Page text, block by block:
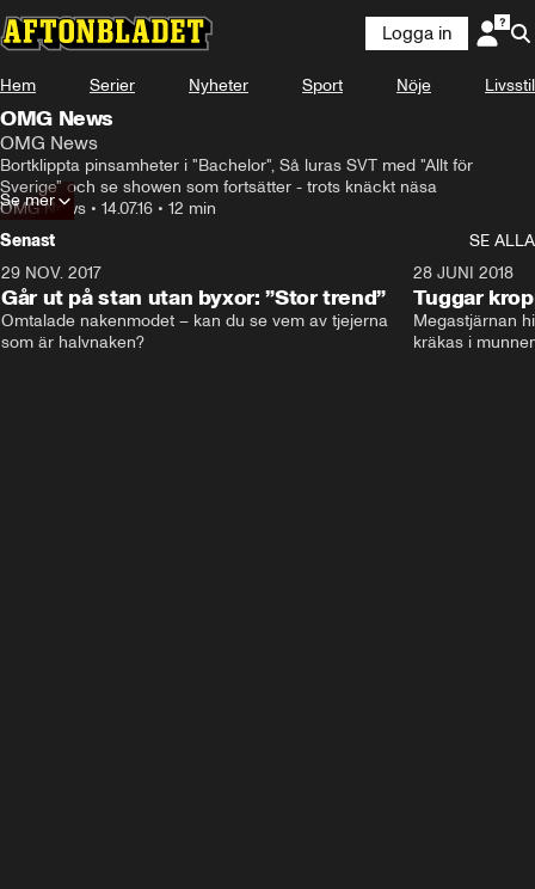
Logga in
Hem Serier Nyheter Sport Nöje Livsstil
OMG News
OMG News
Bortklippta pinsamheter i "Bachelor", Så luras SVT med "Allt för
Sverige" och se showen som fortsätter - trots knäckt näsa
OMG News • 14.07.16 • 12 min
Se mer
Senast
SE ALLA
29 NOV. 2017
Går ut på stan utan byxor: ”Stor trend”
Omtalade nakenmodet – kan du se vem av tjejerna
som är halvnaken?
28 JUNI 2018
Tuggar
Megastjärnan
kräkas i